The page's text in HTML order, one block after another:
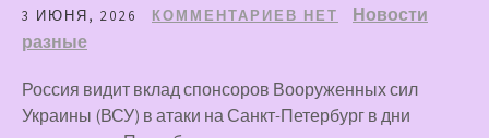
3 ИЮНЯ, 2026 КОММЕНТАРИЕВ НЕТ
Новости
разные
Россия видит вклад спонсоров Вооруженных сил
Украины (ВСУ) в атаки на Санкт-Петербург в дни